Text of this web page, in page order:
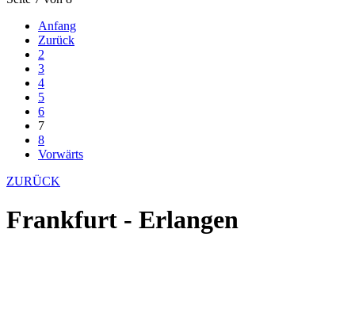
Anfang
Zurück
2
3
4
5
6
7
8
Vorwärts
ZURÜCK
Frankfurt - Erlangen